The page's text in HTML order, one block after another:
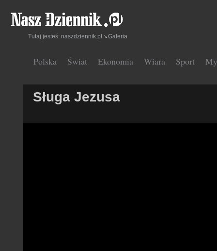
Polska Świat Ekonomia Wiara Sport
Tutaj jesteś: naszdziennik.pl Galeria
Sługa Jezusa